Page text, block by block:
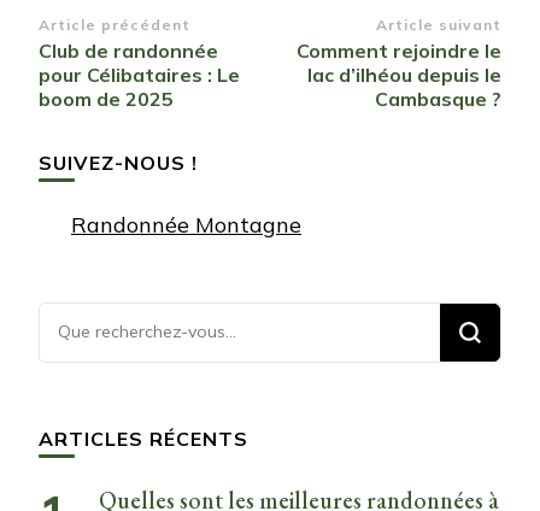
Navigation
d’article
Article précédent
Club de randonnée
pour Célibataires : Le
boom de 2025
Article suivant
Comment rejoindre le
lac d’ilhéou depuis le
Cambasque ?
SUIVEZ-NOUS !
Randonnée Montagne
Vous
recherchiez
ARTICLES RÉCENTS
Quelles sont les meilleures randonnées à